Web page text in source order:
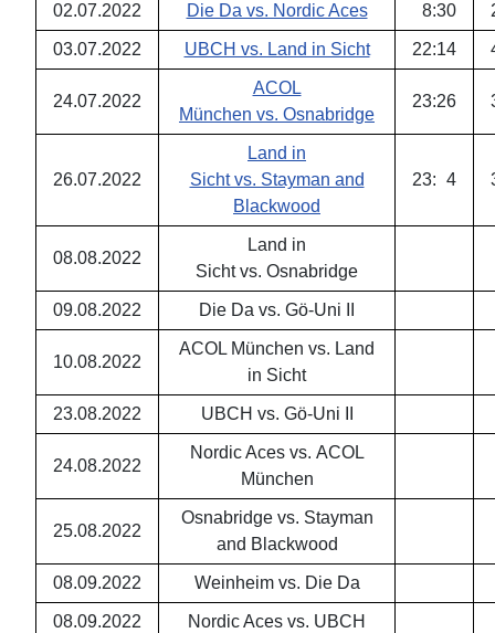
02.07.2022 Die Da vs. Nordic Aces 8:30
03.07.2022 UBCH vs. Land in Sicht 22:14
24.07.2022
ACOL
München vs. Osnabridge
23:26
26.07.2022
Land in
Sicht vs. Stayman and
Blackwood
23: 4
08.08.2022
Land in
Sicht vs. Osnabridge
09.08.2022 Die Da vs. Gö-Uni II
10.08.2022
ACOL München vs. Land
in Sicht
23.08.2022 UBCH vs. Gö-Uni II
24.08.2022
Nordic Aces vs. ACOL
München
25.08.2022
Osnabridge vs. Stayman
and Blackwood
08.09.2022 Weinheim vs. Die Da
08.09.2022 Nordic Aces vs. UBCH